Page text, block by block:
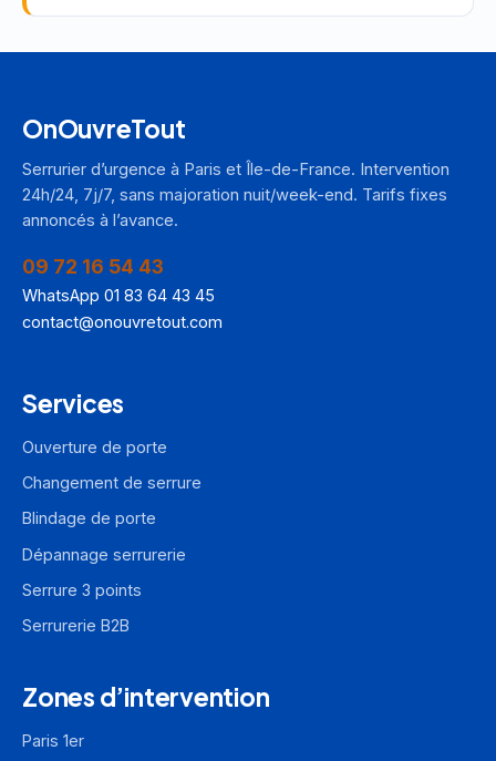
OnOuvreTout
Serrurier d’urgence à Paris et Île-de-France. Intervention
24h/24, 7j/7, sans majoration nuit/week-end. Tarifs fixes
annoncés à l’avance.
09 72 16 54 43
WhatsApp 01 83 64 43 45
contact@onouvretout.com
Services
Ouverture de porte
Changement de serrure
Blindage de porte
Dépannage serrurerie
Serrure 3 points
Serrurerie B2B
Zones d’intervention
Paris 1er